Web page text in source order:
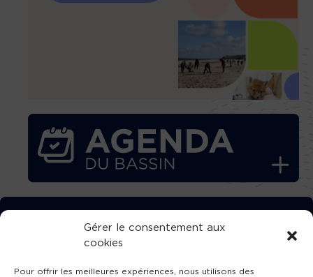
Gérer le consentement aux
cookies
Pour offrir les meilleures expériences, nous utilisons des
TÉLÉCHARGEZ GRATUITEMENT
L’APPLICATION TVBA !